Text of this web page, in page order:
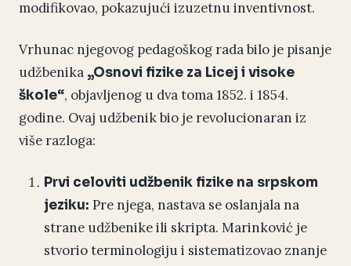
modifikovao, pokazujući izuzetnu inventivnost.
Vrhunac njegovog pedagoškog rada bilo je pisanje
udžbenika „Osnovi fizike za Licej i visoke
škole“, objavljenog u dva toma 1852. i 1854.
godine. Ovaj udžbenik bio je revolucionaran iz
više razloga:
Prvi celoviti udžbenik fizike na srpskom
jeziku: Pre njega, nastava se oslanjala na
strane udžbenike ili skripta. Marinković je
stvorio terminologiju i sistematizovao znanje